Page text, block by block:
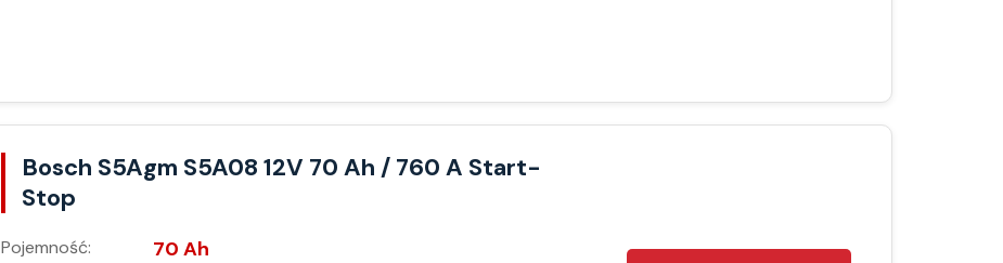
Bosch S5Agm S5A08 12V 70 Ah / 760 A Start-
Stop
Pojemność: 70 Ah